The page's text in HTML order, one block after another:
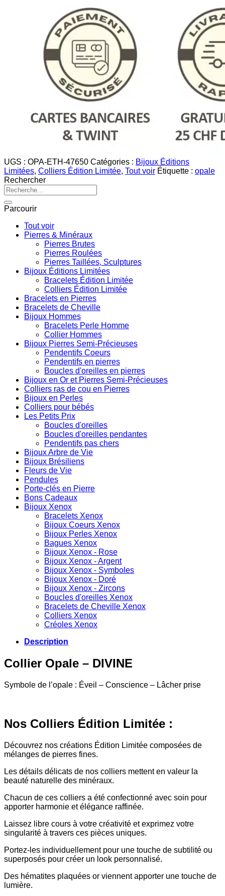
UGS : OPA-ETH-47650 Catégories : Bijoux Éditions
Limitées, Colliers Édition Limitée, Tout voir Étiquette : opale
Rechercher
Recherche
pour :
Parcourir
Tout voir
Pierres & Minéraux
Pierres Brutes
Pierres Roulées
Pierres Taillées, Sculptures
Bijoux Éditions Limitées
Bracelets Édition Limitée
Colliers Édition Limitée
Bracelets en Pierres
Bracelets de Cheville
Bijoux Hommes
Bracelets Perle Homme
Collier Hommes
Bijoux Pierres Semi-Précieuses
Pendentifs Coeurs
Pendentifs en pierres
Boucles d'oreilles en pierres
Bijoux en Or et Pierres Semi-Précieuses
Colliers ras de cou en Pierres
Bijoux en Perles
Colliers pour bébés
Les Petits Prix
Boucles d'oreilles
Boucles d'oreilles pendantes
Pendentifs pas chers
Bijoux Arbre de Vie
Bijoux Brésiliens
Fleurs de Vie
Pendules
Porte-clés en Pierre
Bons Cadeaux
Bijoux Xenox
Bracelets Xenox
Bijoux Coeurs Xenox
Bijoux Perles Xenox
Bagues Xenox
Bijoux Xenox - Rose
Bijoux Xenox - Argent
Bijoux Xenox - Symboles
Bijoux Xenox - Doré
Bijoux Xenox - Zircons
Boucles d'oreilles Xenox
Bracelets de Cheville Xenox
Colliers Xenox
Créoles Xenox
Description
Collier Opale – DIVINE
Symbole de l’opale : Éveil – Conscience – Lâcher prise
Nos Colliers Édition Limitée :
Découvrez nos créations Édition Limitée composées de
mélanges de pierres fines.
Les détails délicats de nos colliers mettent en valeur la
beauté naturelle des minéraux.
Chacun de ces colliers a été confectionné avec soin pour
apporter harmonie et élégance raffinée.
Laissez libre cours à votre créativité et exprimez votre
singularité à travers ces pièces uniques.
Portez-les individuellement pour une touche de subtilité ou
superposés pour créer un look personnalisé.
Des hématites plaquées or viennent apporter une touche de
lumière.